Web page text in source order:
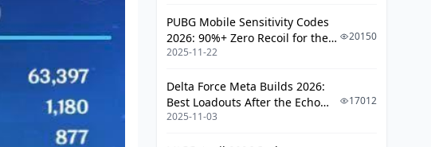
고수용 고효율 로테이션
비교 분석
HP 오버플로우 문제
PUBG Mobile Sensitivity Codes
2026: 90%+ Zero Recoil for the
V4.4 M416 & AUG Meta
2025-11-22
20150
Delta Force Meta Builds 2026:
Best Loadouts After the Echo
Season Update
2025-11-03
17012